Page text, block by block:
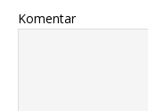
Komentar